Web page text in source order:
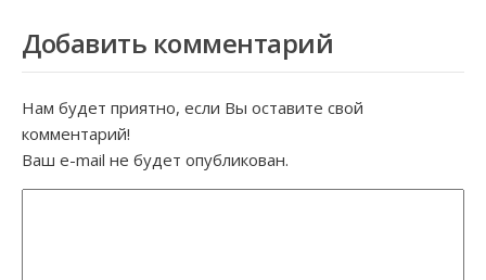
Добавить комментарий
Нам будет приятно, если Вы оставите свой
комментарий!
Ваш e-mail не будет опубликован.